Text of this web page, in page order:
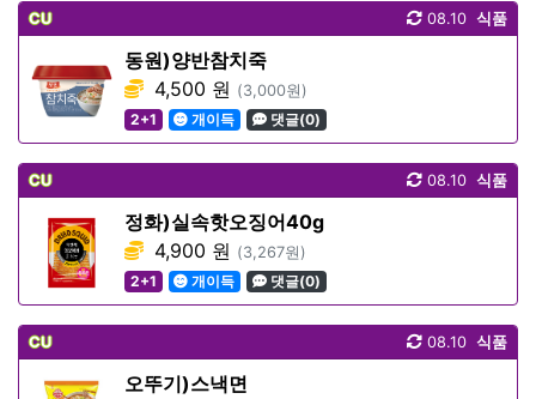
CU 식품
08.10
동원)양반참치죽
4,500 원 (3,000원)
2+1
개이득 댓글(0)
CU 식품
08.10
정화)실속핫오징어40g
4,900 원 (3,267원)
2+1
개이득 댓글(0)
CU 식품
08.10
오뚜기)스낵면